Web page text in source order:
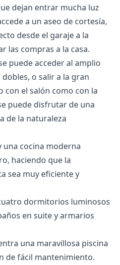
dejan entrar mucha luz
a un aseo de cortesía,
desde el garaje a la
las compras a la casa.
puede acceder al amplio
o salir a la gran
con el salón como con la
puede disfrutar de una
de la naturaleza
una cocina moderna
haciendo que la
sea muy eficiente y
dormitorios luminosos
en suite y armarios
una maravillosa piscina
de fácil mantenimiento.